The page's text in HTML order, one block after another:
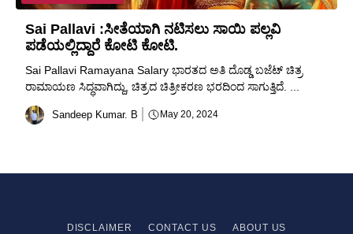
Sai Pallavi :ಸೀತೆಯಾಗಿ ನಟಿಸಲು ಸಾಯಿ ಪಲ್ಲವಿ
ಪಡೆಯಲ್ಲಿದ್ದಾರೆ ಕೋಟಿ ಕೋಟಿ.
Sai Pallavi Ramayana Salary ಭಾರತದ ಅತಿ ದೊಡ್ಡ ಬಜೆಟ್ ಚಿತ್ರ
ರಾಮಾಯಣ ಸಿದ್ಧವಾಗಿದ್ದು, ಚಿತ್ರದ ಚಿತ್ರೀಕರಣ ಭರದಿಂದ ಸಾಗುತ್ತಿದೆ. ...
Sandeep Kumar. B May 20, 2024
DISCLAIMER CONTACT US
ABOUT US